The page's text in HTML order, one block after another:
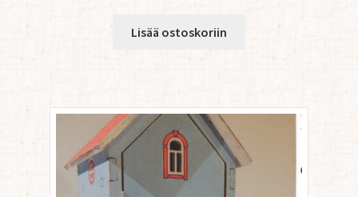
Lisää ostoskoriin